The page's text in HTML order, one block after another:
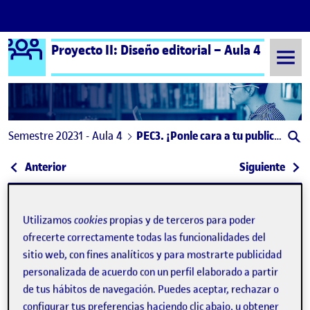
Saltar al contenido
Logo Ágora
Proyecto II: Diseño editorial – Aula 4
Semestre 20231 - Aula 4 PEC3. ¡Ponle cara a tu publicación, diseña una portada!
Navegación de entradas
Anterior: 3. ¡Ponle cara a tu publicación, diseña una
Siguiente:
Publicado por
Utilizamoscookies propias y de terceros para poder
ofrecerte correctamente todas las funcionalidades del
sitio web, con fines analíticos y para mostrarte publicidad
personalizada de acuerdo con un perfil elaborado a partir
de tus hábitos de navegación. Puedes aceptar, rechazar o
configurar tus preferencias haciendo clic abajo, u obtener